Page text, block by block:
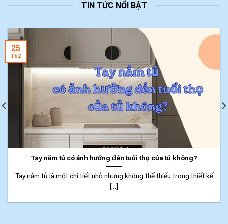
TIN TỨC NỔI BẬT
Tay nắm tủ có ảnh hưởng đến tuổi thọ của tủ không?
Tay nắm tủ là một chi tiết nhỏ nhưng không thể thiếu trong thiết kế
[...]
25
Th2